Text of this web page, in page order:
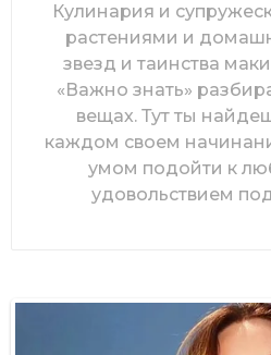
Кулинария и
растениями и
звезд и таинства
«Важно знать»
вещах. Тут ты
каждом своем
умом подойти к
удовольствием